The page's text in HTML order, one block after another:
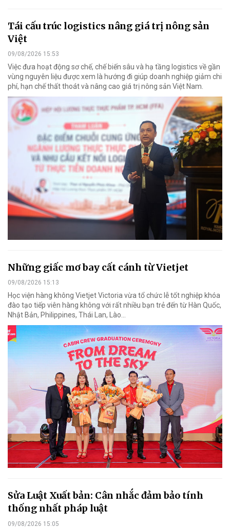
Tái cấu trúc logistics nâng giá trị nông sản
Việt
09/08/2026 15:53
Việc đưa hoạt động sơ chế, chế biến sâu và hạ tầng logistics về gần
vùng nguyên liệu được xem là hướng đi giúp doanh nghiệp giảm chi
phí, hạn chế thất thoát và nâng cao giá trị nông sản Việt Nam.
Những giấc mơ bay cất cánh từ Vietjet
09/08/2026 15:13
Học viện hàng không Vietjet Victoria vừa tổ chức lễ tốt nghiệp khóa
đào tạo tiếp viên hàng không với rất nhiều bạn trẻ đến từ Hàn Quốc,
Nhật Bản, Philippines, Thái Lan, Lào…
Sửa Luật Xuất bản: Cân nhắc đảm bảo tính
thống nhất pháp luật
09/08/2026 15:05